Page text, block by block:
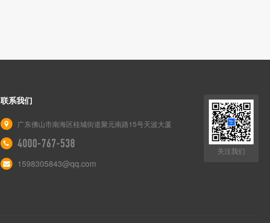
联系我们
广东佛山市南海区桂城街道聚元南路15号天波大厦
4000-767-538
1598305843@qq.com
关注我们